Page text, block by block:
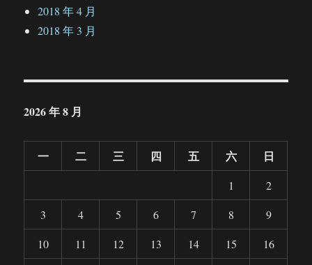
2018 年 4 月
2018 年 3 月
2026 年 8 月
一 二 三 四 五 六 日
1
2
3
4 5 6 7 8
9
10
11 12 13 14 15
16